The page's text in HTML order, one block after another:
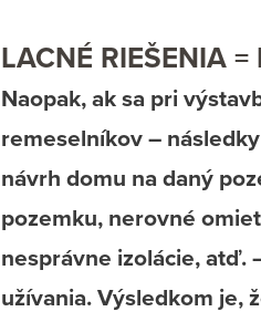
LACNÉ RIEŠENIA
Naopak, ak sa pri
remeselníkov –
návrh domu na daný
pozemku, nerovné
nesprávne izolácie, atď.
užívania. Výsledkom je,